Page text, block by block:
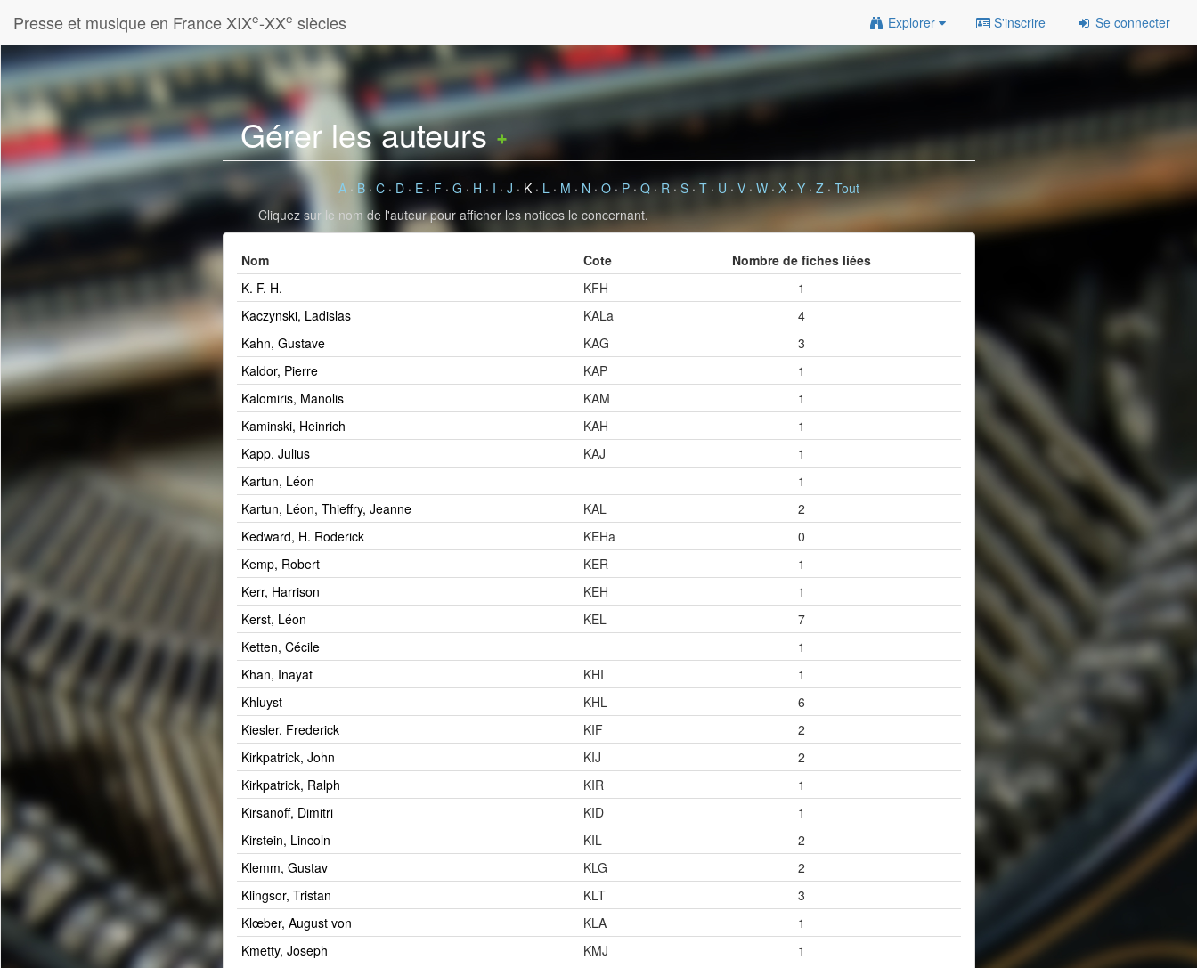
Presse et musique en France XIXe-XXe siècles Explorer S'inscrire Se connecter
Gérer les auteurs
A· B· C· D· E· F · G · H · I · J · K· L· M · N · O·P·Q· R· S· T· U · V· W· X· Y· Z· Tout
Cliquez sur le nom de l'auteur pour afficher les notices le concernant.
Nom Cote
Nombre de fiches liées
K. F. H.
KFH
1
Kaczynski, Ladislas
KALa
4
Kahn, Gustave
KAG
3
Kaldor, Pierre
KAP
1
Kalomiris, Manolis
KAM
1
Kaminski, Heinrich
KAH
1
Kapp, Julius
KAJ
1
Kartun, Léon
1
Kartun, Léon, Thieffry, Jeanne
KAL
2
Kedward, H. Roderick
KEHa
0
Kemp, Robert
KER
1
Kerr, Harrison
KEH
1
Kerst, Léon
KEL
7
Ketten, Cécile
1
Khan, Inayat
KHI
1
Khluyst
KHL
6
Kiesler, Frederick
KIF
2
Kirkpatrick, John
KIJ
2
Kirkpatrick, Ralph
KIR
1
Kirsanoff, Dimitri
KID
1
Kirstein, Lincoln
KIL
2
Klemm, Gustav
KLG
2
Klingsor, Tristan
KLT
3
Klœber, August von
KLA
1
Kmetty, Joseph
KMJ
1